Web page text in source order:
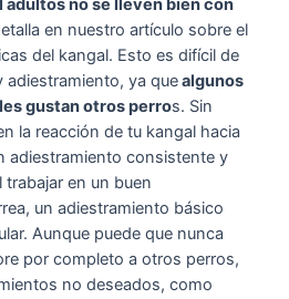
en nuestro artículo sobre el
del kangal. Esto es difícil de
ya quealgunos
gustan otros perros. Sin
la reacción de tu kangal hacia
adiestramiento consistente y
en un buen
un adiestramiento básico
Aunque puede que nunca
por completo a otros perros,
no deseados, como